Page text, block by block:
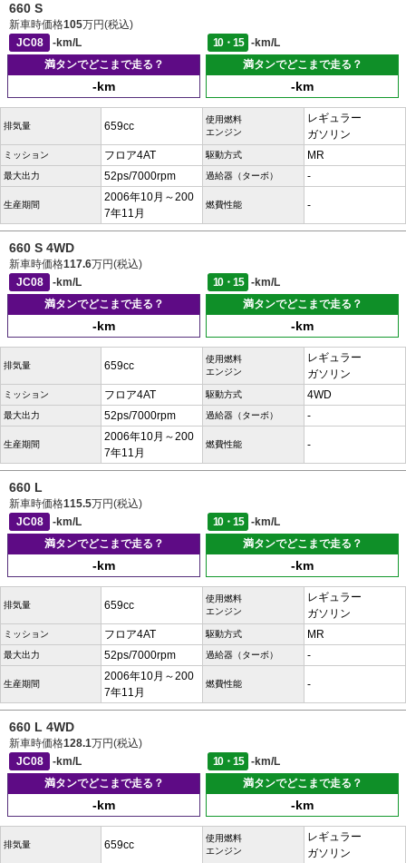
660 S
新車時価格105万円(税込)
JC08
-km/L 10・15
-km/L
満タンでどこまで走る？
-km
満タンでどこまで走る？
-km
排気量 659cc
使用燃料
エンジン
レギュラー
ガソリン
ミッション フロア4AT 駆動方式 MR
最大出力 52ps/7000rpm 過給器（ターボ） -
生産期間
2006年10月～200
7年11月
燃費性能 -
660 S 4WD
新車時価格117.6万円(税込)
JC08
-km/L 10・15
-km/L
満タンでどこまで走る？
-km
満タンでどこまで走る？
-km
排気量 659cc
使用燃料
エンジン
レギュラー
ガソリン
ミッション フロア4AT 駆動方式 4WD
最大出力 52ps/7000rpm 過給器（ターボ） -
生産期間
2006年10月～200
7年11月
燃費性能 -
660 L
新車時価格115.5万円(税込)
JC08
-km/L 10・15
-km/L
満タンでどこまで走る？
-km
満タンでどこまで走る？
-km
排気量 659cc
使用燃料
エンジン
レギュラー
ガソリン
ミッション フロア4AT 駆動方式 MR
最大出力 52ps/7000rpm 過給器（ターボ） -
生産期間
2006年10月～200
7年11月
燃費性能 -
660 L 4WD
新車時価格128.1万円(税込)
JC08
-km/L 10・15
-km/L
満タンでどこまで走る？
-km
満タンでどこまで走る？
-km
排気量 659cc
使用燃料
エンジン
レギュラー
ガソリン